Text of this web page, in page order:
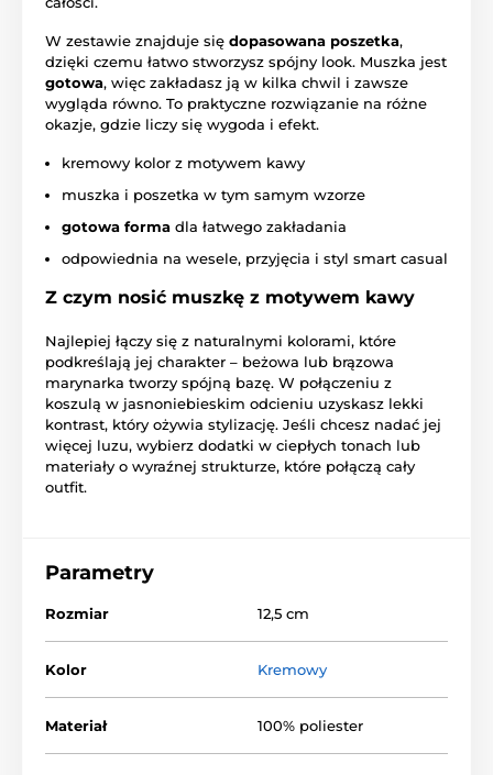
W zestawie znajduje się dopasowana poszetka,
dzięki czemu łatwo stworzysz spójny look. Muszka jest
gotowa, więc zakładasz ją w kilka chwil i zawsze
wygląda równo. To praktyczne rozwiązanie na różne
okazje, gdzie liczy się wygoda i efekt.
kremowy kolor z motywem kawy
muszka i poszetka w tym samym wzorze
gotowa forma dla łatwego zakładania
odpowiednia na wesele, przyjęcia i styl smart casual
Z czym nosić muszkę z motywem kawy
Najlepiej łączy się z naturalnymi kolorami, które
podkreślają jej charakter – beżowa lub brązowa
marynarka tworzy spójną bazę. W połączeniu z
koszulą w jasnoniebieskim odcieniu uzyskasz lekki
kontrast, który ożywia stylizację. Jeśli chcesz nadać jej
więcej luzu, wybierz dodatki w ciepłych tonach lub
materiały o wyraźnej strukturze, które połączą cały
outfit.
Parametry
Rozmiar 12,5 cm
Kolor Kremowy
Materiał 100% poliester